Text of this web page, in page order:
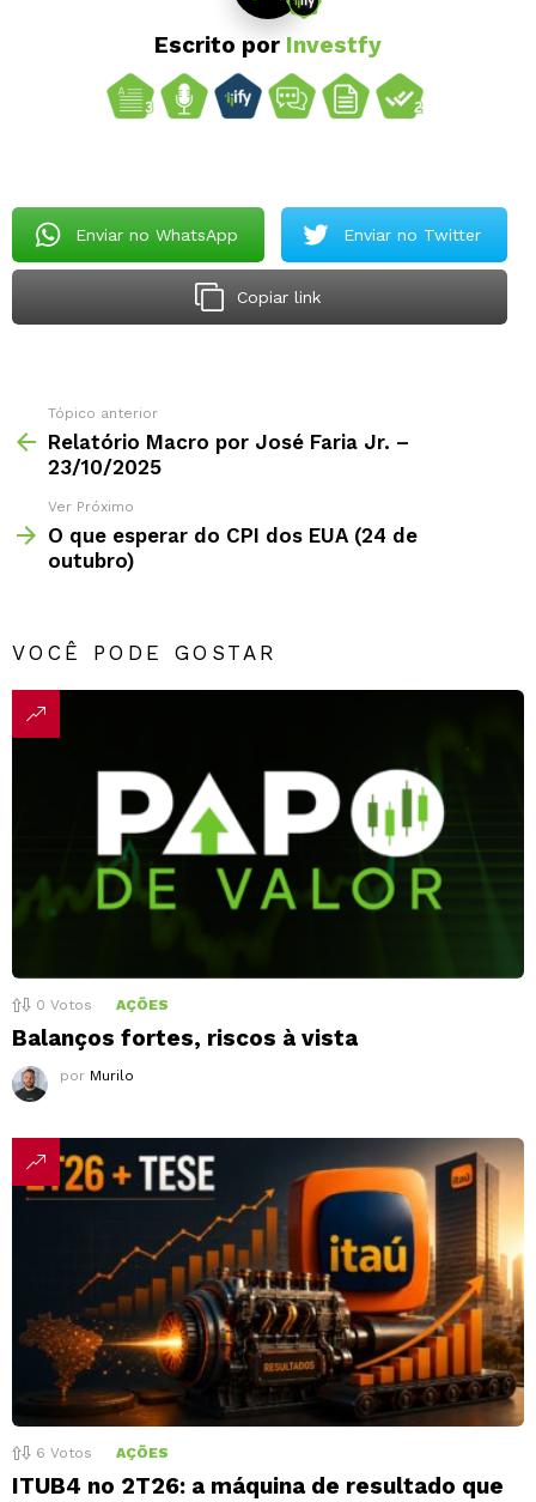
Escrito por Investfy
Enviar no WhatsApp Enviar no Twitter
Copiar link
Tópico anterior
Relatório Macro por José Faria Jr. –
23/10/2025
Ver Próximo
O que esperar do CPI dos EUA (24 de
outubro)
VOCÊ PODE GOSTAR
0 Votos AÇÕES
Balanços fortes, riscos à vista
por Murilo
6 Votos AÇÕES
ITUB4 no 2T26: a máquina de resultado que